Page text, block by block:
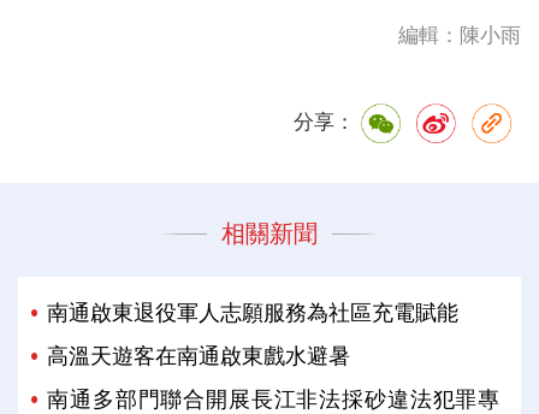
編輯：陳小雨
分享：
相關新聞
南通啟東退役軍人志願服務為社區充電賦能
高溫天遊客在南通啟東戲水避暑
南通多部門聯合開展長江非法採砂違法犯罪專